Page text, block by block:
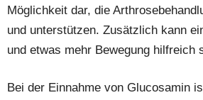
Möglichkeit dar, die
und unterstützen. Zusätzlich kann
und etwas mehr Bewegung hilfreich
Bei der Einnahme von Glucosamin